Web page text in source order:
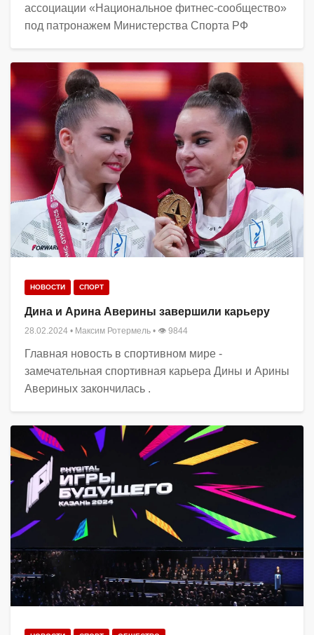
ассоциации «Национальное фитнес-сообщество»
под патронажем Министерства Спорта РФ
НОВОСТИ СПОРТ
Дина и Арина Аверины завершили карьеру
28.02.2024 • Максим Ротермель • 👁 9844
Главная новость в спортивном мире -
замечательная спортивная карьера Дины и Арины
Авериных закончилась .